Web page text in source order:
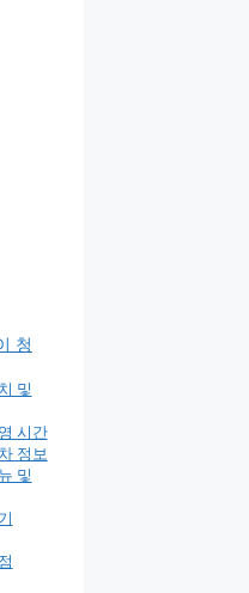
청
및
시간
정보
및